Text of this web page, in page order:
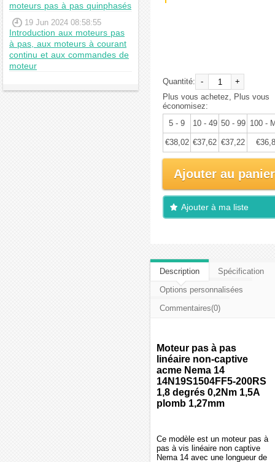
moteurs pas à pas quinphasés
19 Jun 2024 08:58:55
Introduction aux moteurs pas
à pas, aux moteurs à courant
continu et aux commandes de
moteur
Quantité: -
+
Plus vous achetez, Plus vous
économisez:
5 - 9
10 - 49 50 - 99 100 -
€38,02 €37,62 €37,22
Ajouter au panier
Ajouter à ma liste
Description
Spécification
Options personnalisées
Commentaires(0)
Moteur pas à pas
linéaire non-captive
acme Nema 14
14N19S1504FF5-200RS
1,8 degrés 0,2Nm 1,5A
plomb 1,27mm
Ce modèle est un moteur pas à
pas à vis linéaire non captive
Nema 14 avec une longueur de